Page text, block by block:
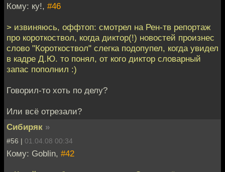
Кому: ку!, #46
> извиняюсь, оффтоп: смотрел на Рен-тв репортаж
про короткоствол, когда диктор(!) новостей произнес
слово "Короткоствол" слегка подопупел, когда увидел
в кадре Д.Ю. то понял, от кого диктор словарный
запас пополнил :)
Говорил-то хоть по делу?
Или всё отрезали?
Сибиряк »
#56 | 01.04.08 00:34
Кому: Goblin, #42